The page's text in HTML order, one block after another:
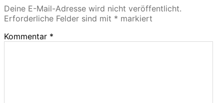
Deine E-Mail-Adresse wird nicht veröffentlicht.
Erforderliche Felder sind mit * markiert
Kommentar *